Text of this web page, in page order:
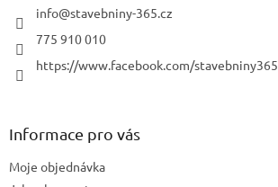
info@stavebniny-365.cz
775 910 010
https://www.facebook.com/stavebniny365
Informace pro vás
Moje objednávka